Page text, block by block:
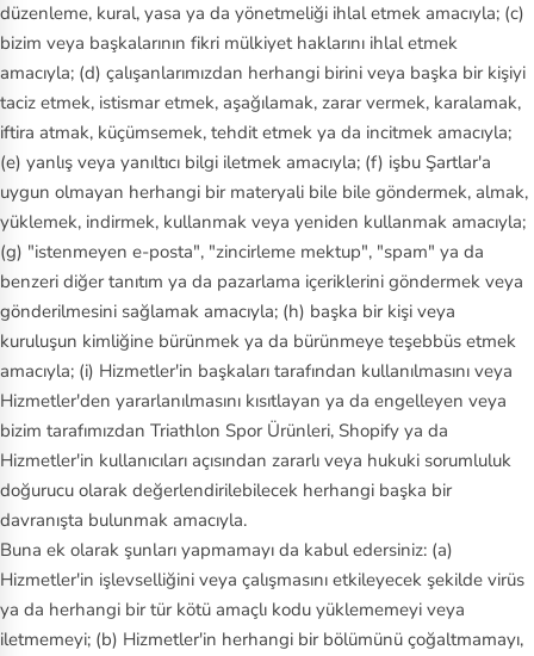
düzenleme, kural, yasa ya da yönetmeliği ihlal etmek amacıyla; (c)
bizim veya başkalarının fikri mülkiyet haklarını ihlal etmek
amacıyla; (d) çalışanlarımızdan herhangi birini veya başka bir kişiyi
taciz etmek, istismar etmek, aşağılamak, zarar vermek, karalamak,
iftira atmak, küçümsemek, tehdit etmek ya da incitmek amacıyla;
(e) yanlış veya yanıltıcı bilgi iletmek amacıyla; (f) işbu Şartlar'a
uygun olmayan herhangi bir materyali bile bile göndermek, almak,
yüklemek, indirmek, kullanmak veya yeniden kullanmak amacıyla;
(g) "istenmeyen e-posta", "zincirleme mektup", "spam" ya da
benzeri diğer tanıtım ya da pazarlama içeriklerini göndermek veya
gönderilmesini sağlamak amacıyla; (h) başka bir kişi veya
kuruluşun kimliğine bürünmek ya da bürünmeye teşebbüs etmek
amacıyla; (i) Hizmetler'in başkaları tarafından kullanılmasını veya
Hizmetler'den yararlanılmasını kısıtlayan ya da engelleyen veya
bizim tarafımızdan Triathlon Spor Ürünleri, Shopify ya da
Hizmetler'in kullanıcıları açısından zararlı veya hukuki sorumluluk
doğurucu olarak değerlendirilebilecek herhangi başka bir
davranışta bulunmak amacıyla.
Buna ek olarak şunları yapmamayı da kabul edersiniz: (a)
Hizmetler'in işlevselliğini veya çalışmasını etkileyecek şekilde virüs
ya da herhangi bir tür kötü amaçlı kodu yüklememeyi veya
iletmemeyi; (b) Hizmetler'in herhangi bir bölümünü çoğaltmamayı,